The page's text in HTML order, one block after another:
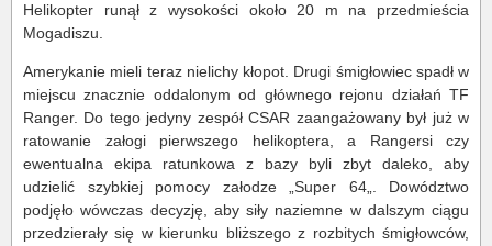
Helikopter runął z wysokości około 20 m na przedmieścia
Mogadiszu.
Amerykanie mieli teraz nielichy kłopot. Drugi śmigłowiec spadł w
miejscu znacznie oddalonym od głównego rejonu działań TF
Ranger. Do tego jedyny zespół CSAR zaangażowany był już w
ratowanie załogi pierwszego helikoptera, a Rangersi czy
ewentualna ekipa ratunkowa z bazy byli zbyt daleko, aby
udzielić szybkiej pomocy załodze „Super 64„. Dowództwo
podjęło wówczas decyzję, aby siły naziemne w dalszym ciągu
przedzierały się w kierunku bliższego z rozbitych śmigłowców,